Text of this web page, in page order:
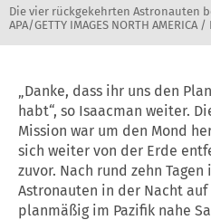
Die vier rückgekehrten Astronauten
APA/GETTY IMAGES NORTH AMERICA /
„Danke, dass ihr uns den
habt“, so Isaacman weiter.
Mission war um den Mond
sich weiter von der Erde
zuvor. Nach rund zehn
Astronauten in der Nacht auf
planmäßig im Pazifik nahe